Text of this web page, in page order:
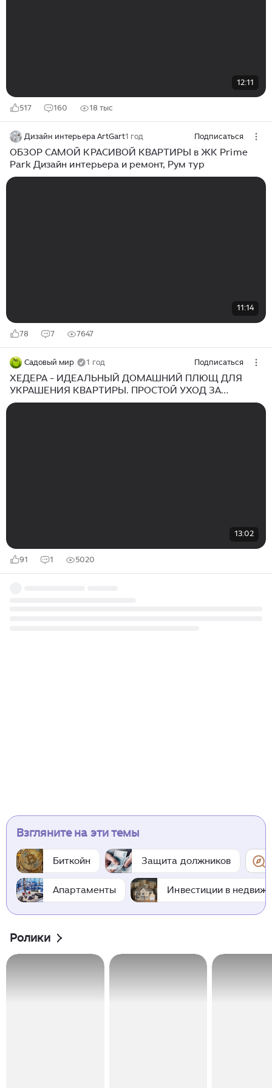
12:11
517 160 18 тыс
Дизайн интерьера ArtGart1 год Подписаться
ОБЗОР САМОЙ КРАСИВОЙ КВАРТИРЫ в ЖК Prime
Park Дизайн интерьера и ремонт, Рум тур
11:14
78 7 7647
Садовый мир 1 год Подписаться
ХЕДЕРА - ИДЕАЛЬНЫЙ ДОМАШНИЙ ПЛЮЩ ДЛЯ
УКРАШЕНИЯ КВАРТИРЫ. ПРОСТОЙ УХОД ЗА
ХЕДЕРОЙ
13:02
91 1 5020
Взгляните на эти темы
Биткойн Защита должников
Апартаменты Инвестиции в
Ролики